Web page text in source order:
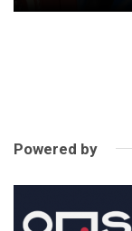
Powered by